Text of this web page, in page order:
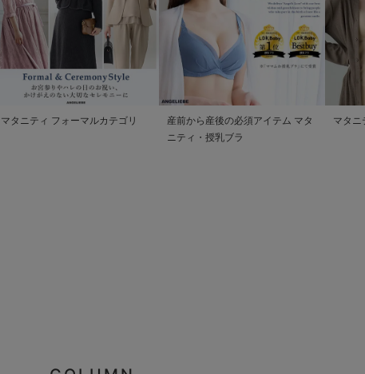
マタニティ フォーマルカテゴリ
産前から産後の必須アイテム マタ
ニティ・授乳ブラ
マタニ